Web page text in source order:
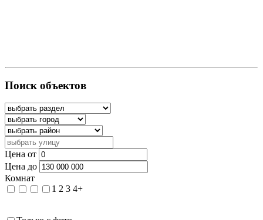
Поиск объектов
Цена от
Цена до
Комнат
1 2 3 4+